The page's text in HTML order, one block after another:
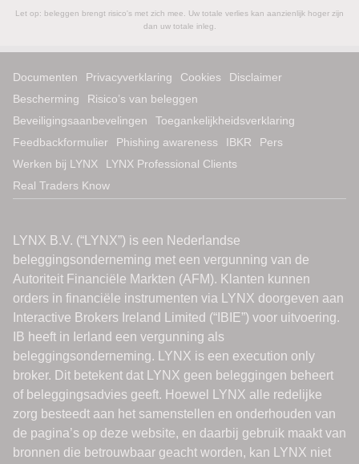
Let op: beleggen brengt risico's met zich mee. Uw totale verlies kan aanzienlijk hoger zijn
dan uw totale inleg.
Documenten Privacyverklaring Cookies
Disclaimer
Bescherming
Risico’s van beleggen
Beveiligingsaanbevelingen
Toegankelijkheidsverklaring
Feedbackformulier
Phishing awareness IBKR
Pers
Werken bij LYNX
LYNX Professional Clients
Real Traders Know